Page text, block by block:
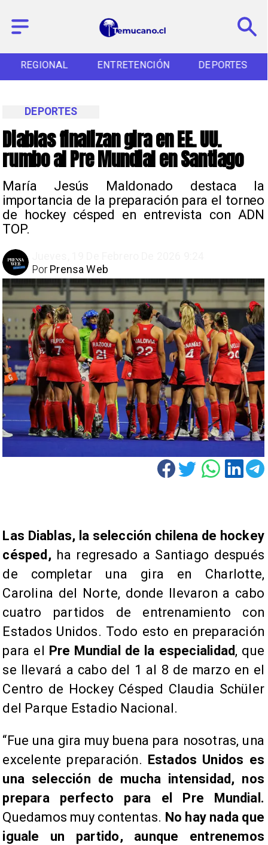
REGIONAL ENTRETENCIÓN DEPORTES
Diablas finalizan gira en EE. UU.
rumbo al Pre Mundial en Santiago
María Jesús Maldonado destaca la
importancia de la preparación para el torneo
de hockey césped en entrevista con ADN
TOP.
DEPORTES
Prensa Web
Por
Las Diablas, la selección chilena de hockey
césped, ha regresado a Santiago después
de completar una gira en Charlotte,
Carolina del Norte, donde llevaron a cabo
cuatro partidos de entrenamiento con
Estados Unidos. Todo esto en preparación
para el Pre Mundial de la especialidad, que
se llevará a cabo del 1 al 8 de marzo en el
Centro de Hockey Césped Claudia Schüler
del Parque Estadio Nacional.
“Fue una gira muy buena para nosotras, una
excelente preparación. Estados Unidos es
una selección de mucha intensidad, nos
prepara perfecto para el Pre Mundial.
Quedamos muy contentas. No hay nada que
iguale un partido, aunque entrenemos